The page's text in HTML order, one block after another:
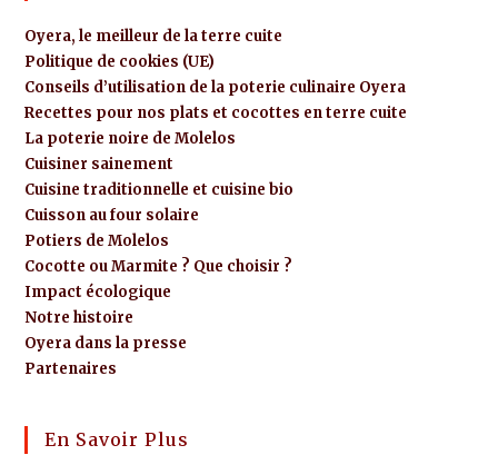
Oyera, le meilleur de la terre cuite
Politique de cookies (UE)
Conseils d’utilisation de la poterie culinaire Oyera
Recettes pour nos plats et cocottes en terre cuite
La poterie noire de Molelos
Cuisiner sainement
Cuisine traditionnelle et cuisine bio
Cuisson au four solaire
Potiers de Molelos
Cocotte ou Marmite ? Que choisir ?
Impact écologique
Notre histoire
Oyera dans la presse
Partenaires
En Savoir Plus